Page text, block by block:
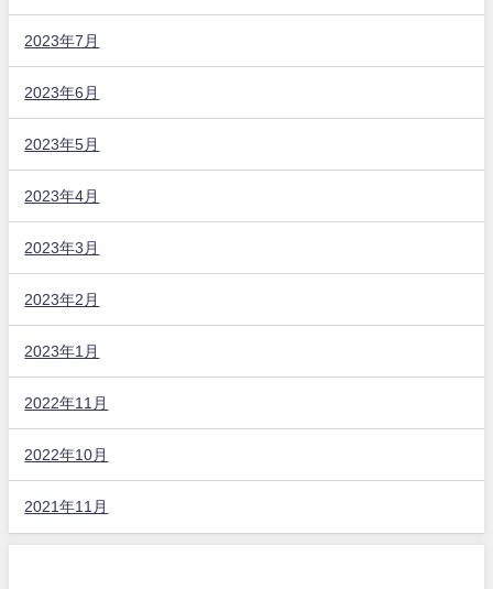
2023年7月
2023年6月
2023年5月
2023年4月
2023年3月
2023年2月
2023年1月
2022年11月
2022年10月
2021年11月